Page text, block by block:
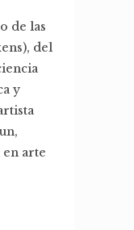
de las
del
y
arte